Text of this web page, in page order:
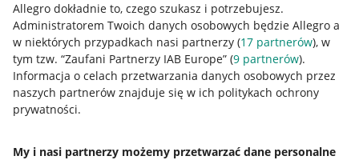
Allegro dokładnie to, czego szukasz i potrzebujesz.
Administratorem Twoich danych osobowych będzie Allegro a
w niektórych przypadkach nasi partnerzy (17 partnerów), w
tym tzw. “Zaufani Partnerzy IAB Europe” (9 partnerów).
Informacja o celach przetwarzania danych osobowych przez
naszych partnerów znajduje się w ich politykach ochrony
prywatności.
My i nasi partnerzy możemy przetwarzać dane personalne
Przydatne informacje
Jak to działa